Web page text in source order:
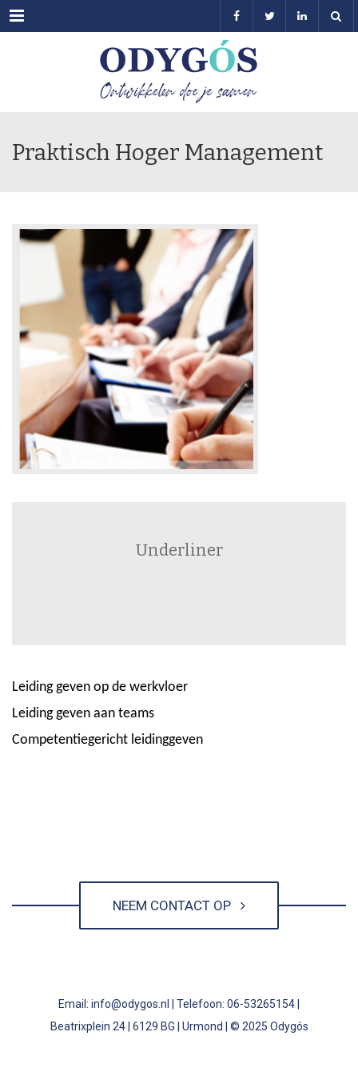
Menu
Praktisch Hoger Management
Underliner
Leiding geven op de werkvloer
Leiding geven aan teams
Competentiegericht leidinggeven
NEEM CONTACT OP
Email: info@odygos.nl | Telefoon: 06-53265154 |
Beatrixplein 24 | 6129 BG | Urmond | © 2025 Odygós